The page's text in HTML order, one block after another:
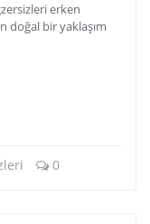
erken
doğal bir yaklaşım
0